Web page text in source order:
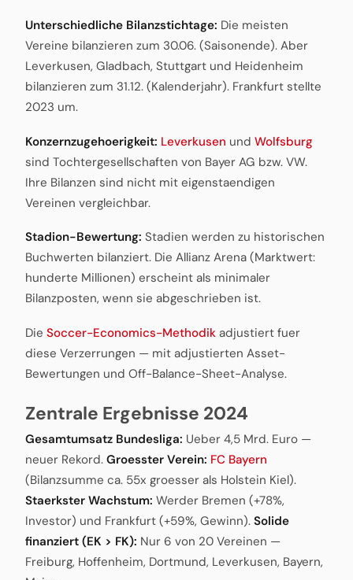
Unterschiedliche Bilanzstichtage: Die meisten
Vereine bilanzieren zum 30.06. (Saisonende). Aber
Leverkusen, Gladbach, Stuttgart und Heidenheim
bilanzieren zum 31.12. (Kalenderjahr). Frankfurt stellte
2023 um.
Konzernzugehoerigkeit: Leverkusen und Wolfsburg
sind Tochtergesellschaften von Bayer AG bzw. VW.
Ihre Bilanzen sind nicht mit eigenstaendigen
Vereinen vergleichbar.
Stadion-Bewertung: Stadien werden zu historischen
Buchwerten bilanziert. Die Allianz Arena (Marktwert:
hunderte Millionen) erscheint als minimaler
Bilanzposten, wenn sie abgeschrieben ist.
Die Soccer-Economics-Methodik adjustiert fuer
diese Verzerrungen — mit adjustierten Asset-
Bewertungen und Off-Balance-Sheet-Analyse.
Zentrale Ergebnisse 2024
Gesamtumsatz Bundesliga: Ueber 4,5 Mrd. Euro —
neuer Rekord. Groesster Verein: FC Bayern
(Bilanzsumme ca. 55x groesser als Holstein Kiel).
Staerkster Wachstum: Werder Bremen (+78%,
Investor) und Frankfurt (+59%, Gewinn). Solide
finanziert (EK > FK): Nur 6 von 20 Vereinen —
Freiburg, Hoffenheim, Dortmund, Leverkusen, Bayern,